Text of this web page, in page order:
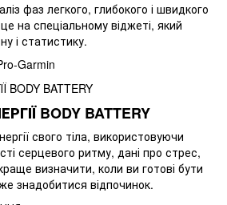
фаз легкого, глибокого і швидкого
на спеціальному віджеті, який
і статистику.
BODY BATTERY
свого тіла, використовуючи
серцевого ритму, дані про стрес,
визначити, коли ви готові бути
знадобитися відпочинок.